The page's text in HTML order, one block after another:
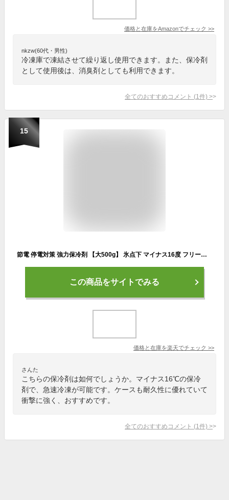
価格と在庫をAmazonでチェック >>
nkzw(60代・男性)
冷凍庫で凍結させて繰り返し使用できます。また、保冷剤
として使用後は、消臭剤としても利用できます。
全てのおすすめコメント (1 件) >
15
節電 停電対策 強力保冷剤 【大500g】 氷点下 マイナス16度 フリーザーアイス ハードタイプ 長時間 強力 ジェル お弁当 固まらない 長持ち ハード 500g
この商品をサイトでみる
価格と在庫を楽天でチェック >>
さんた
こちらの保冷剤は如何でしょうか。マイナス16℃の保冷
剤で、急速冷凍が可能です。ケースも耐久性に優れていて
衝撃に強く、おすすめです。
全てのおすすめコメント (1 件) >